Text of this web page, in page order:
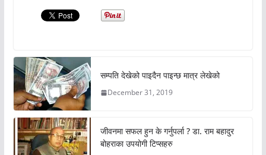
सम्पति देखेको पाइदैन पाइन्छ मात्र लेखेको
December 31, 2019
जीवनमा सफल हुन के गर्नुपर्ला ? डा. राम बहादुर
बोहराका उपयोगी टिप्सहरु